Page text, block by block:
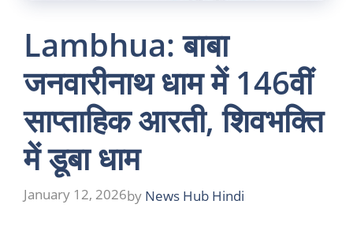
Lambhua: बाबा
जनवारीनाथ धाम में 146वीं
साप्ताहिक आरती, शिवभक्ति
में डूबा धाम
January 12, 2026by News Hub Hindi